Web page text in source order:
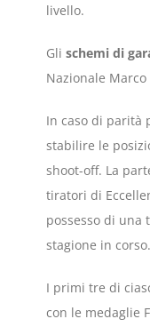
livello.
Glischemi di
Nazionale
In caso di parità
stabilire le
shoot-off. La
tiratori di
possesso di una
stagione in corso.
I primi tre di
con le medaglie